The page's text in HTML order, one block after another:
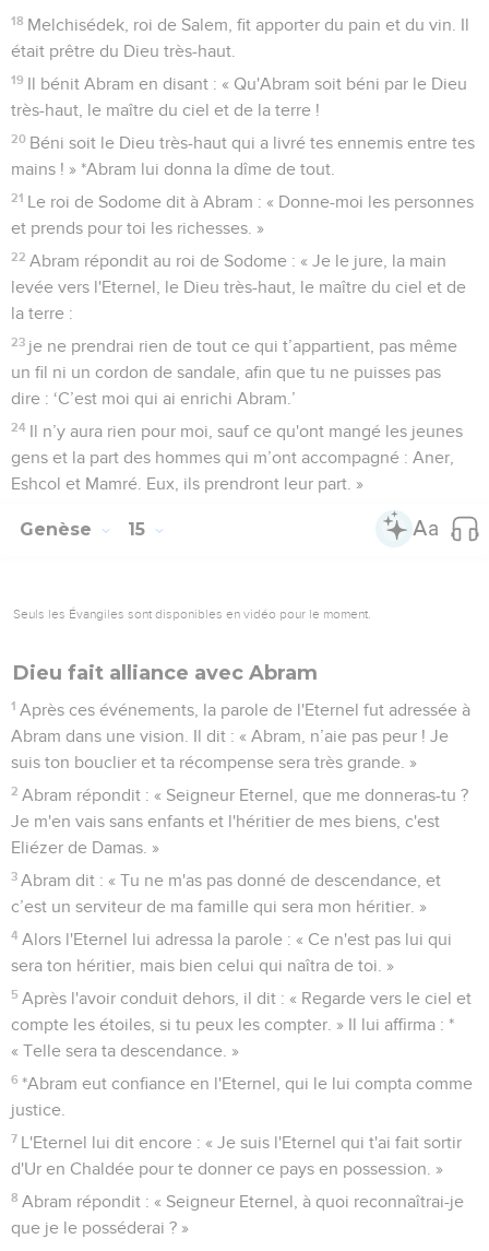
18 Melchisédek, roi de Salem, fit apporter du pain et du vin. Il
était prêtre du Dieu très-haut.
19 Il bénit Abram en disant : « Qu'Abram soit béni par le Dieu
très-haut, le maître du ciel et de la terre !
20 Béni soit le Dieu très-haut qui a livré tes ennemis entre tes
mains ! » *Abram lui donna la dîme de tout.
21 Le roi de Sodome dit à Abram : « Donne-moi les personnes
et prends pour toi les richesses. »
22 Abram répondit au roi de Sodome : « Je le jure, la main
levée vers l'Eternel, le Dieu très-haut, le maître du ciel et de
la terre :
23 je ne prendrai rien de tout ce qui t’appartient, pas même
un fil ni un cordon de sandale, afin que tu ne puisses pas
dire : ‘C’est moi qui ai enrichi Abram.’
24 Il n’y aura rien pour moi, sauf ce qu'ont mangé les jeunes
gens et la part des hommes qui m’ont accompagné : Aner,
Eshcol et Mamré. Eux, ils prendront leur part. »
Genèse 15
Seuls les Évangiles sont disponibles en vidéo pour le moment.
Dieu fait alliance avec Abram
1 Après ces événements, la parole de l'Eternel fut adressée à
Abram dans une vision. Il dit : « Abram, n’aie pas peur ! Je
suis ton bouclier et ta récompense sera très grande. »
2 Abram répondit : « Seigneur Eternel, que me donneras-tu ?
Je m'en vais sans enfants et l'héritier de mes biens, c'est
Eliézer de Damas. »
3 Abram dit : « Tu ne m'as pas donné de descendance, et
c’est un serviteur de ma famille qui sera mon héritier. »
4 Alors l'Eternel lui adressa la parole : « Ce n'est pas lui qui
sera ton héritier, mais bien celui qui naîtra de toi. »
5 Après l'avoir conduit dehors, il dit : « Regarde vers le ciel et
compte les étoiles, si tu peux les compter. » Il lui affirma : *
« Telle sera ta descendance. »
6 *Abram eut confiance en l'Eternel, qui le lui compta comme
justice.
7 L'Eternel lui dit encore : « Je suis l'Eternel qui t'ai fait sortir
d'Ur en Chaldée pour te donner ce pays en possession. »
8 Abram répondit : « Seigneur Eternel, à quoi reconnaîtrai-je
que je le posséderai ? »